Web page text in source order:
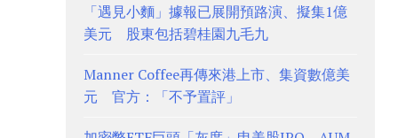
「遇見小麵」據報已展開預路演、擬集1億
美元 股東包括碧桂園九毛九
Manner Coffee再傳來港上市、集資數億美
元 官方：「不予置評」